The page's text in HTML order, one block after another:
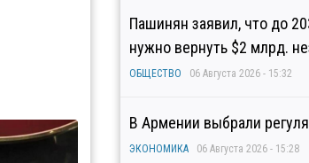
Пашинян заявил, что до
нужно вернуть $2 млрд.
ОБЩЕСТВО 06 Августа 2026 - 15:32
В Армении выбрали
ЭКОНОМИКА 06 Августа 2026 - 15:28